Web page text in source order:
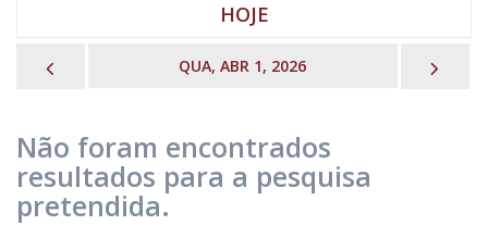
HOJE
QUA, ABR 1, 2026
Não foram encontrados
resultados para a pesquisa
pretendida.